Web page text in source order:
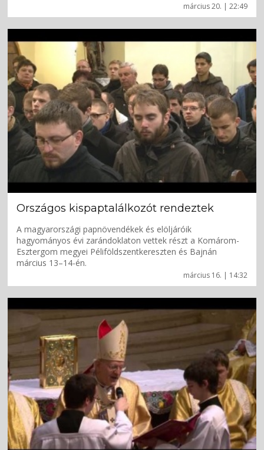
március 20. | 22:49
március 16. | 14:32
Országos kispaptalálkozót rendeztek
A magyarországi papnövendékek és elöljáróik
hagyományos évi zarándoklaton vettek részt a Komárom-
Esztergom megyei Péliföldszentkereszten és Bajnán
március 13–14-én.